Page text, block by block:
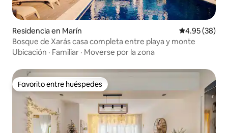
Residencia en Marín Calificación
4.95 (38)
Bosque de Xarás casa completa entre playa y monte
Ubicación · Familiar · Moverse por la zona
Favorito entre huéspedes
Favorito entre huéspedes